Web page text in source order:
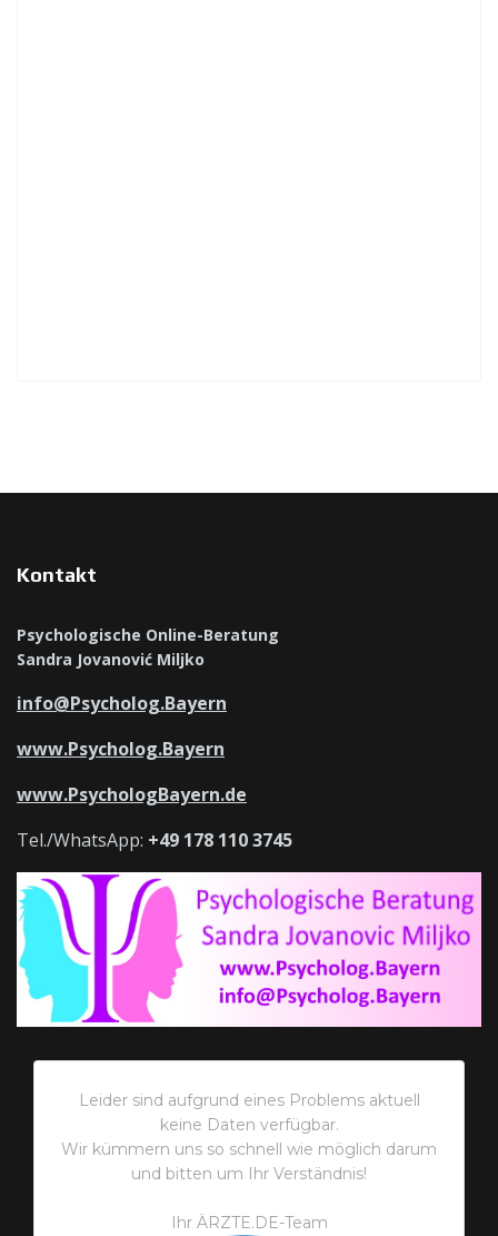
Kontakt
Psychologische Online-Beratung
Sandra Jovanović Miljko
info@Psycholog.Bayern
www.Psycholog.Bayern
www.PsychologBayern.de
Tel./WhatsApp: +49 178 110 3745
Leider sind aufgrund eines Problems aktuell
keine Daten verfügbar.
Wir kümmern uns so schnell wie möglich darum
und bitten um Ihr Verständnis!
Ihr ÄRZTE.DE-Team